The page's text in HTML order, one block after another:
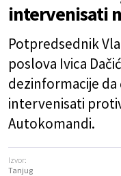
intervenisati
Potpredsednik
poslova Ivica
dezinformacije
intervenisati
Autokomandi.
Izvor:
Tanjug